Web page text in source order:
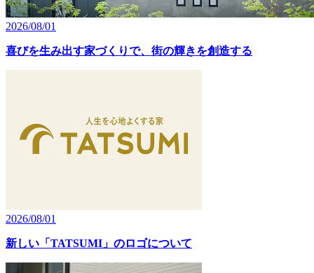
2026/08/01
喜びを生み出す家づくりで、街の輝きを創造する
2026/08/01
新しい「TATSUMI」のロゴについて